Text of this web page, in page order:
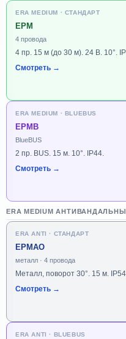
ERA MEDIUM · СТАНДАРТ
EPM
4 провода
4 пр. 15 м (до 30 м). 24 В. 10°.
Смотреть →
ERA MEDIUM · BLUEBUS
EPMB
BlueBUS
2 пр. BUS. 15 м. 10°. IP44.
Смотреть →
ERA MEDIUM
ERA ANTI · СТАНДАРТ
EPMAO
металл · 4 провода
Металл, поворот 30°. 15 м. IP54.
Смотреть →
ERA ANTI · BLUEBUS